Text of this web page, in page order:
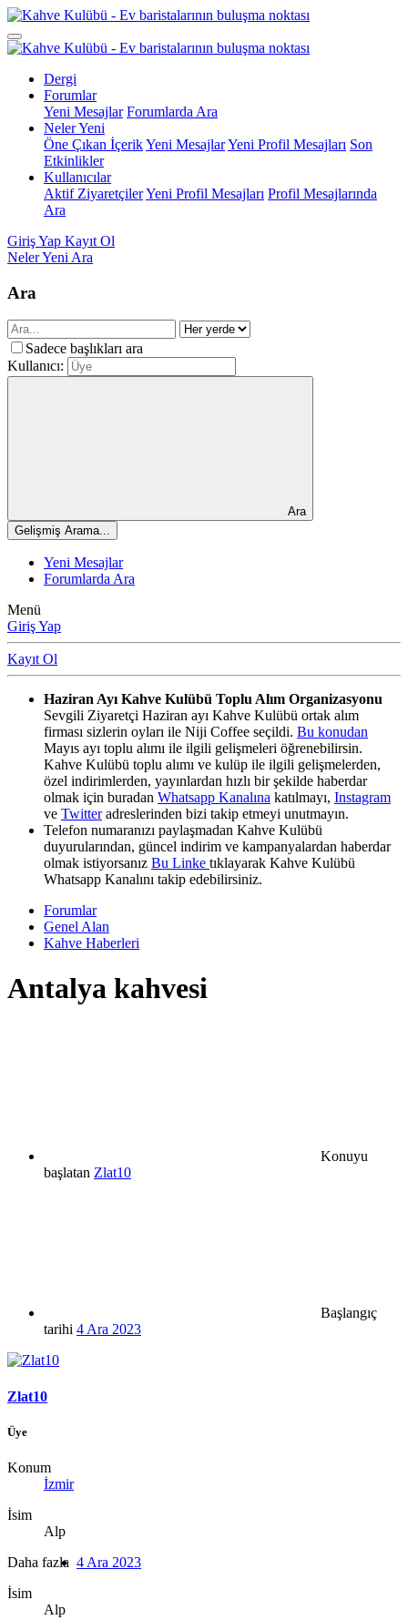
Dergi
Forumlar
Yeni Mesajlar Forumlarda Ara
Neler Yeni
Öne Çıkan İçerikYeni MesajlarYeni Profil Mesajları Son
Etkinlikler
Kullanıcılar
Aktif ZiyaretçilerYeni Profil Mesajları Profil Mesajlarında
Ara
Giriş Yap Kayıt Ol
Neler Yeni Ara
Ara
Sadece başlıkları ara
Kullanıcı:
Ara
Gelişmiş Arama...
Yeni Mesajlar
Forumlarda Ara
Menü
Giriş Yap
Kayıt Ol
Haziran Ayı Kahve Kulübü Toplu Alım Organizasyonu
Sevgili Ziyaretçi Haziran ayı Kahve Kulübü ortak alım
firması sizlerin oyları ile Niji Coffee seçildi. Bu konudan
Mayıs ayı toplu alımı ile ilgili gelişmeleri öğrenebilirsin.
Kahve Kulübü toplu alımı ve kulüp ile ilgili gelişmelerden,
özel indirimlerden, yayınlardan hızlı bir şekilde haberdar
olmak için buradan Whatsapp Kanalına katılmayı, Instagram
ve Twitteradreslerinden bizi takip etmeyi unutmayın.
Telefon numaranızı paylaşmadan Kahve Kulübü
duyurularından, güncel indirim ve kampanyalardan haberdar
olmak istiyorsanız Bu Linke tıklayarak Kahve Kulübü
Whatsapp Kanalını takip edebilirsiniz.
Forumlar
Genel Alan
Kahve Haberleri
Antalya kahvesi
Konuyu
başlatan Zlat10
Başlangıç
tarihi 4 Ara 2023
Zlat10
Üye
Konum
İzmir
İsim
Alp
Daha fazla
İsim
Alp
4 Ara 2023